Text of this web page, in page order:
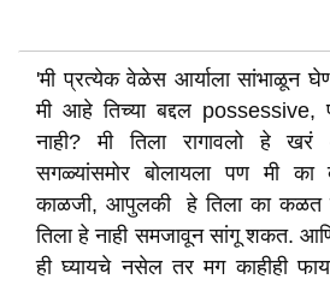
'मी प्रत्येक वेळेस आर्याला सांभाळून
मी आहे तिच्या बद्दल
नाही? मी तिला रागावलो हे
सगळ्यांसमोर बोलायला पण मी का
काळजी, आपुलकी हे तिला का कळत
तिला हे नाही समजावून सांगू शकत.
ही घ्यायचे नसेल तर मग काहीही